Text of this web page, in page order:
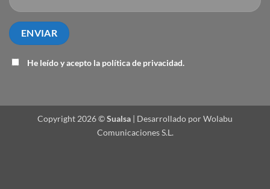
He leído y acepto la política de privacidad.
Copyright 2026 ©Sualsa | Desarrollado por Wolabu
Comunicaciones S.L.